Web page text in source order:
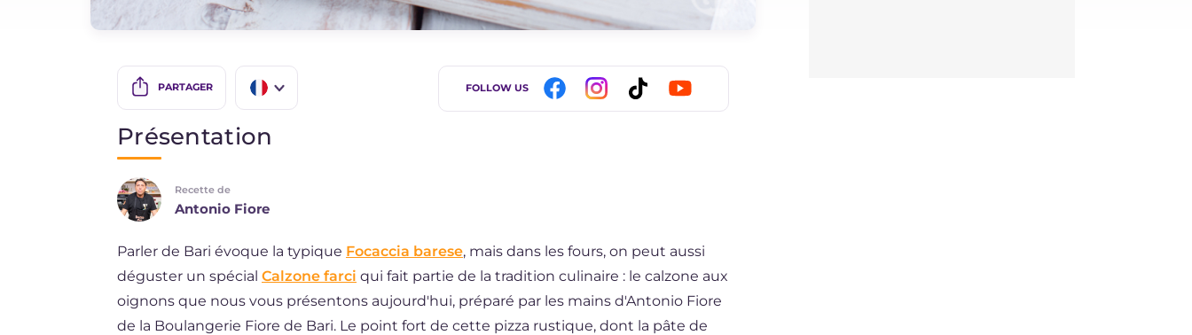
YouTube
PARTAGER
BR
FOLLOW US
Présentation
Recette de
Antonio Fiore
Parler de Bari évoque la typique Focaccia barese, mais dans les fours, on peut aussi
déguster un spécial Calzone farci qui fait partie de la tradition culinaire : le calzone aux
oignons que nous vous présentons aujourd'hui, préparé par les mains d'Antonio Fiore
de la Boulangerie Fiore de Bari. Le point fort de cette pizza rustique, dont la pâte de